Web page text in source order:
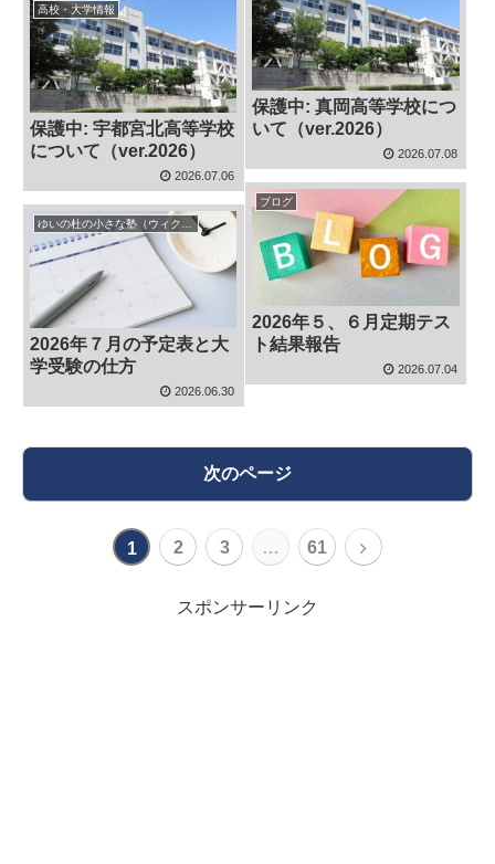
保護中: 真岡高等学校につ
いて（ver.2026）
2026.07.08
高校・大学情報
保護中: 宇都宮北高等学校
について（ver.2026）
2026.07.06
ブログ
2026年５、６月定期テス
ト結果報告
2026.07.04
ゆいの杜の小さな塾（ウィクル）の予定表
2026年７月の予定表と大
学受験の仕方
2026.06.30
次のページ
1 2 3 … 61
スポンサーリンク